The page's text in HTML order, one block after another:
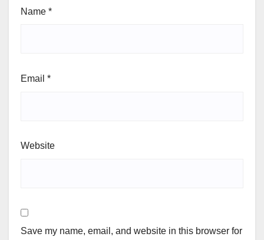
Name *
Email *
Website
Save my name, email, and website in this browser for